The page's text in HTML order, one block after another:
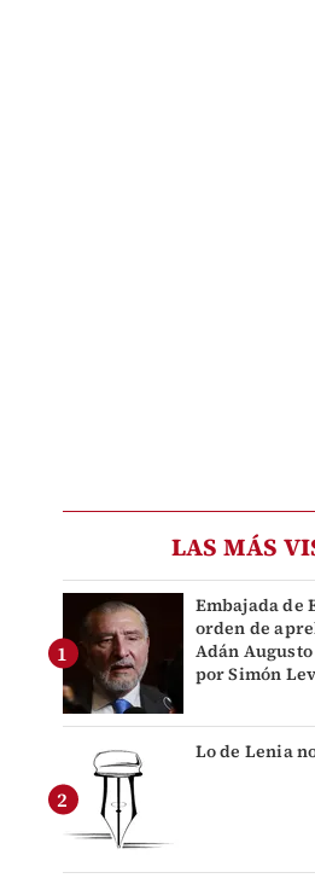
LAS MÁS
Embajada de
orden de
Adán
por Simón
Lo de Lenia